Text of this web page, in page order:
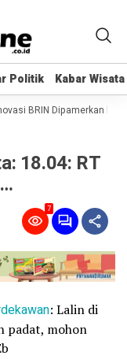
Politik Kabar Wisata
Politik Kabar Wisata
BRIN Dipamerkan ke
18.04: RT
7
: Lalin di
padat, mohon